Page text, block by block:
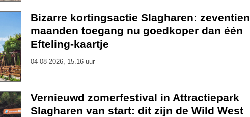
Bizarre kortingsactie Slagharen: zeventien
maanden toegang nu goedkoper dan één
Efteling-kaartje
04-08-2026, 15.16 uur
Vernieuwd zomerfestival in Attractiepark
Slagharen van start: dit zijn de Wild West